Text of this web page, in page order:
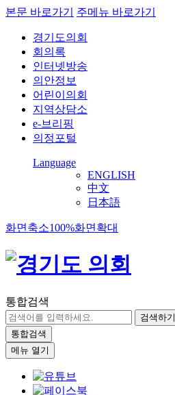
본문 바로가기 주메뉴 바로가기
경기도의회
회의록
인터넷방송
의안정보
어린이의회
지역상담소
e-브리핑
의정포털
Language
ENGLISH
中文
日本語
화면축소100%화면확대
통합검색
검색하기
통합검색
메뉴 열기